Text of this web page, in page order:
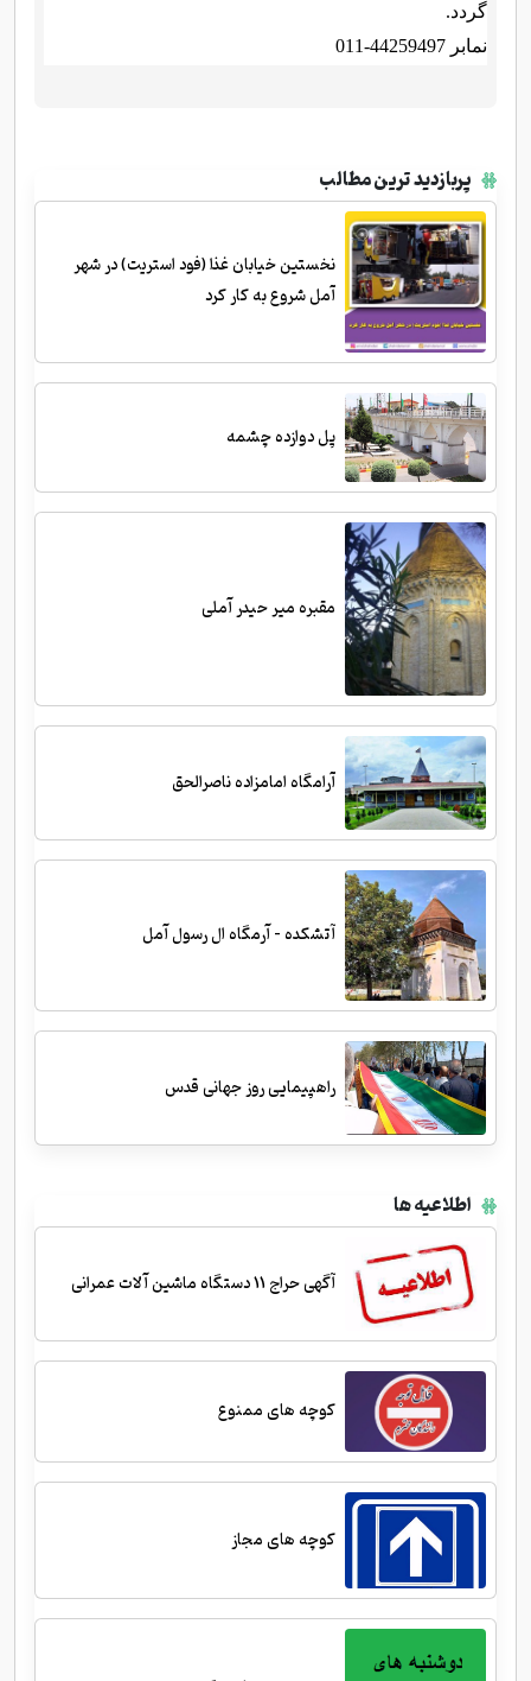
گردد.
نمابر 44259497-011
پربازدید ترین مطالب
نخستین خیابان غذا (فود استریت) در شهر
آمل شروع به کار کرد
پل دوازده چشمه
مقبره میر حیدر آملی
آرامگاه امامزاده ناصرالحق
آتشکده - آرمگاه ال رسول آمل
راهپیمایی روز جهانی قدس
اطلاعیه ها
آگهی حراج 11 دستگاه ماشین آلات عمرانی
کوچه های ممنوع
کوچه های مجاز